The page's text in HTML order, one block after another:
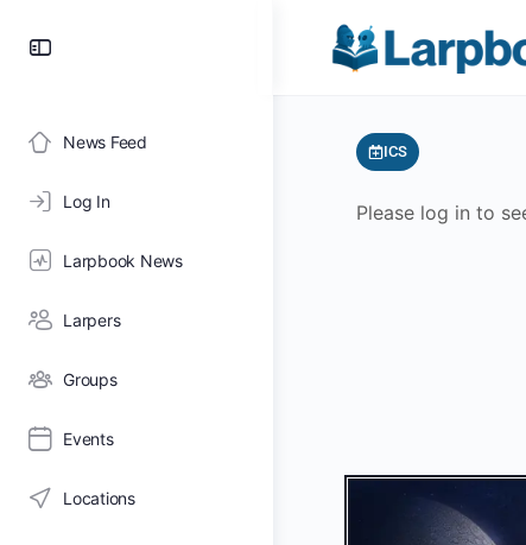
News Feed
Log In
Larpbook News
Larpers
Groups
Events
Locations
ICS
Please log in to